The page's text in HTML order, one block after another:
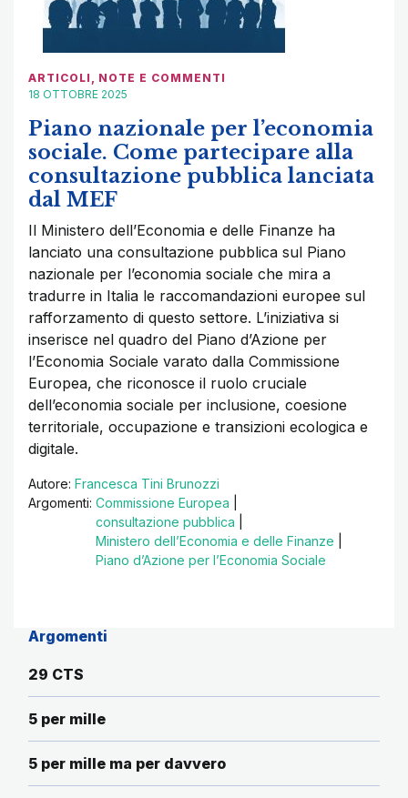
ARTICOLI , NOTE E COMMENTI
18 OTTOBRE 2025
Piano nazionale per l’economia
sociale. Come partecipare alla
consultazione pubblica lanciata
dal MEF
Il Ministero dell’Economia e delle Finanze ha
lanciato una consultazione pubblica sul Piano
nazionale per l’economia sociale che mira a
tradurre in Italia le raccomandazioni europee sul
rafforzamento di questo settore. L’iniziativa si
inserisce nel quadro del Piano d’Azione per
l’Economia Sociale varato dalla Commissione
Europea, che riconosce il ruolo cruciale
dell’economia sociale per inclusione, coesione
territoriale, occupazione e transizioni ecologica e
digitale.
Autore: Francesca Tini Brunozzi
Argomenti: Commissione Europea
consultazione pubblica
Ministero dell’Economia e delle Finanze
Piano d’Azione per l’Economia Sociale
Argomenti
29 CTS
5 per mille
5 per mille ma per davvero